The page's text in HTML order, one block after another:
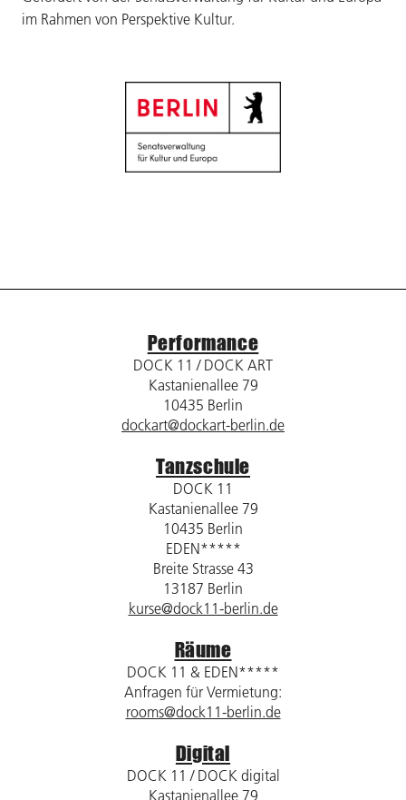
im Rahmen von Perspektive Kultur.
Performance
DOCK 11 / DOCK ART
Kastanienallee 79
10435 Berlin
dockart@dockart-berlin.de
Tanzschule
DOCK 11
Kastanienallee 79
10435 Berlin
EDEN*****
Breite Strasse 43
13187 Berlin
kurse@dock11-berlin.de
Räume
DOCK 11 & EDEN*****
Anfragen für Vermietung:
rooms@dock11-berlin.de
Digital
DOCK 11 / DOCK digital
Kastanienallee 79